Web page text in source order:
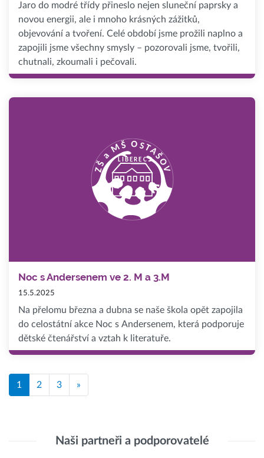
Jaro do modré třídy přineslo nejen sluneční paprsky a
novou energii, ale i mnoho krásných zážitků,
objevování a tvoření. Celé období jsme prožili naplno a
zapojili jsme všechny smysly – pozorovali jsme, tvořili,
chutnali, zkoumali i pečovali.
Noc s Andersenem ve 2. M a 3.M
15.5.2025
Na přelomu března a dubna se naše škola opět zapojila
do celostátní akce Noc s Andersenem, která podporuje
dětské čtenářství a vztah k literatuře.
1 2 3 »
Naši partneři a podporovatelé